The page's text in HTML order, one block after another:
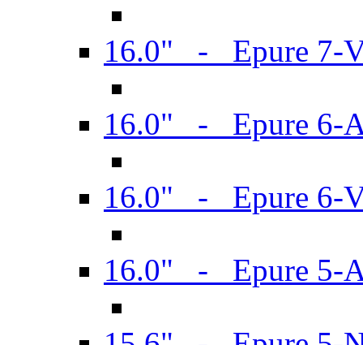
16.0" - Epure 7-
16.0" - Epure 6-
16.0" - Epure 6-
16.0" - Epure 5-